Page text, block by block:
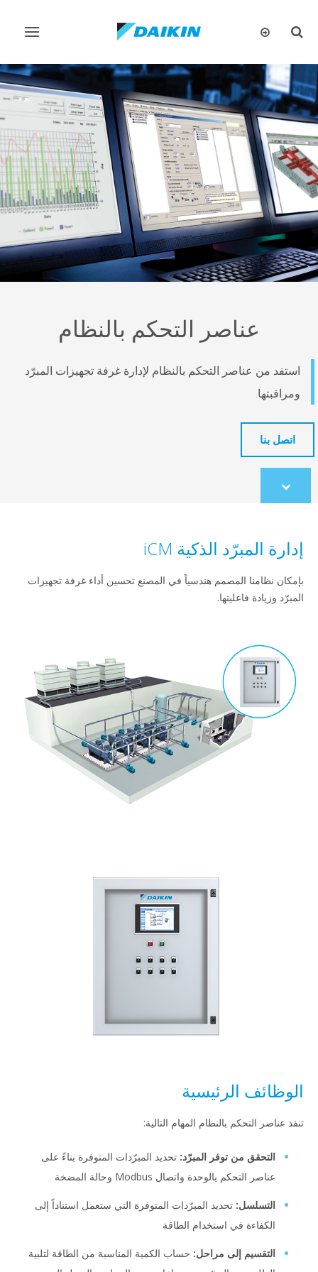
تبديل
تبديل
عناصر التحكم بالنظام
استفد من عناصر التحكم بالنظام لإدارة غرفة تجهيزات المبرّد
ومراقبتها.
اتصل بنا
Scroll
to
إدارة المبرّد الذكية iCM
بإمكان نظامنا المصمم هندسياً في المصنع تحسين أداء غرفة تجهيزات
المبرّد وزيادة فاعليتها.
الوظائف الرئيسية
تنفذ عناصر التحكم بالنظام المهام التالية:
التحقق من توفر المبرّد: تحديد المبرّدات المتوفرة بناءً على
عناصر التحكم بالوحدة واتصال Modbus وحالة المضخة
التسلسل: تحديد المبرّدات المتوفرة التي ستعمل استناداً إلى
الكفاءة في استخدام الطاقة
التقسيم إلى مراحل: حساب الكمية المناسبة من الطاقة لتلبية